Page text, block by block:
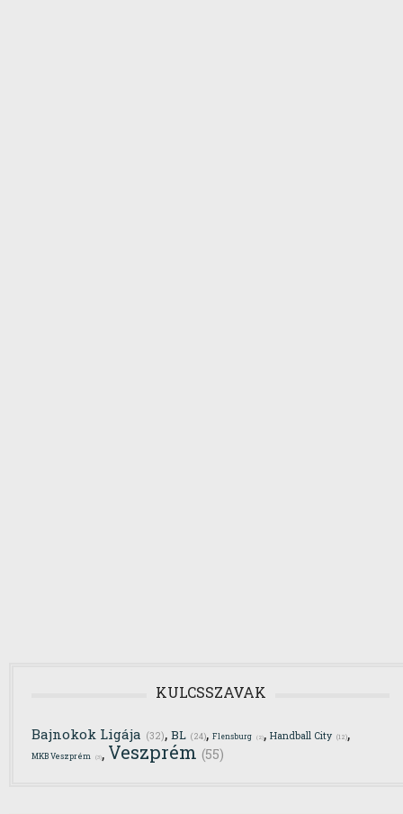
KULCSSZAVAK
Bajnokok Ligája (32), BL (24), Flensburg (2), Handball City (12),
MKB Veszprém (3), Veszprém (55)